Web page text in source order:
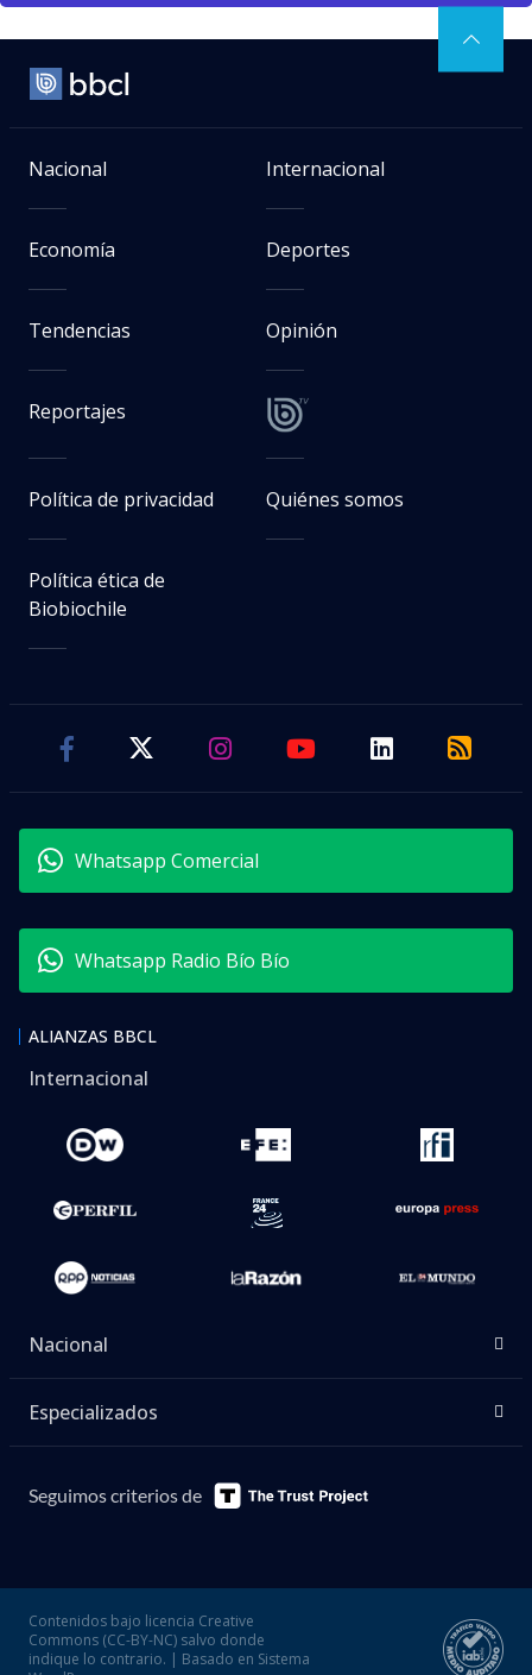
Nacional Internacional
Economía Deportes
Tendencias Opinión
Reportajes
Política de privacidad Quiénes somos
Política ética de
Biobiochile
Whatsapp Comercial
Whatsapp Radio Bío Bío
ALIANZAS BBCL
Internacional
Nacional
Especializados
Seguimos criterios de
Contenidos bajo licencia Creative
Commons (CC-BY-NC) salvo donde
indique lo contrario. | Basado en Sistema